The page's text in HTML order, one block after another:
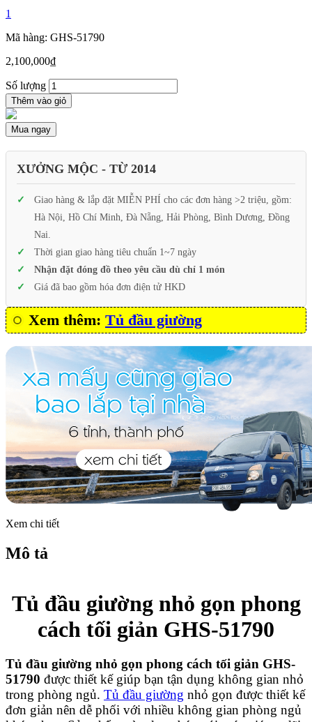
1
Mã hàng: GHS-51790
2,100,000₫
Số lượng
Thêm vào giỏ
Mua ngay
XƯỞNG MỘC - TỪ 2014
Giao hàng & lắp đặt MIỄN PHÍ cho các đơn hàng >2 triệu, gồm:
Hà Nội, Hồ Chí Minh, Đà Nẵng, Hải Phòng, Bình Dương, Đồng
Nai.
Thời gian giao hàng tiêu chuẩn 1~7 ngày
Nhận đặt đóng đồ theo yêu cầu dù chỉ 1 món
Giá đã bao gồm hóa đơn điện tử HKD
Xem thêm: Tủ đầu giường
Xem chi tiết
Mô tả
Tủ đầu giường nhỏ gọn phong
cách tối giản GHS-51790
Tủ đầu giường nhỏ gọn phong cách tối giản GHS-
51790 được thiết kế giúp bạn tận dụng không gian nhỏ
trong phòng ngủ. Tủ đầu giường nhỏ gọn được thiết kế
đơn giản nên dễ phối với nhiều không gian phòng ngủ